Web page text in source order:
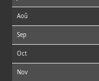
Aoû
Sep
Oct
Nov